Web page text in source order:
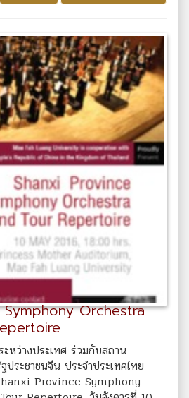
Symphony Orchestra
หว่างประเทศ ร่วมกับสถาน
ประชาชนจีน ประจำประเทศไทย
Province Symphony